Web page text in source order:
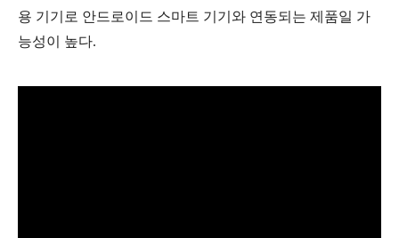
용 기기로 안드로이드 스마트 기기와 연동되는 제품일 가
능성이 높다.